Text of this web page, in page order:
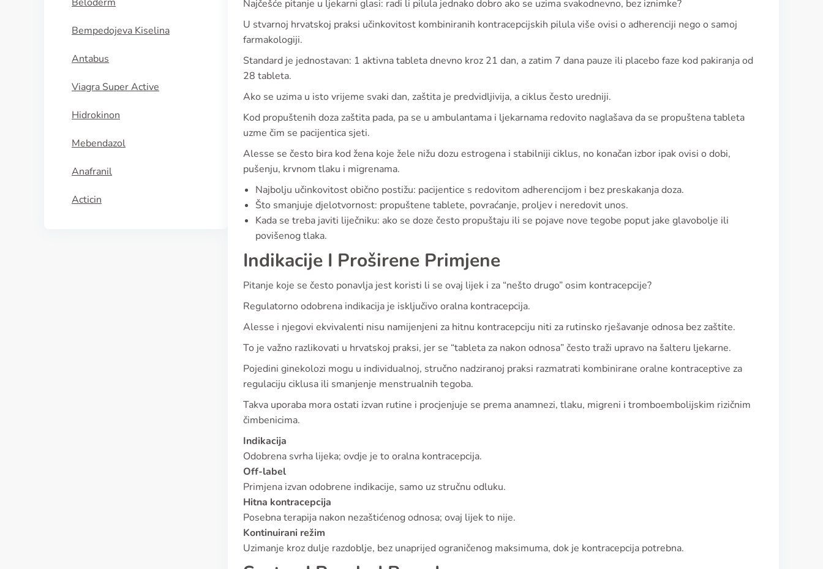
Bempedojeva Kiselina
Antabus
Viagra Super Active
Hidrokinon
Mebendazol
Anafranil
Acticin
Najčešće pitanje u ljekarni glasi: radi li pilula jednako dobro ako se uzima svakodnevno, bez iznimke?
U stvarnoj hrvatskoj praksi učinkovitost kombiniranih kontracepcijskih pilula više ovisi o adherenciji nego o samoj
farmakologiji.
Standard je jednostavan: 1 aktivna tableta dnevno kroz 21 dan, a zatim 7 dana pauze ili placebo faze kod pakiranja od
28 tableta.
Ako se uzima u isto vrijeme svaki dan, zaštita je predvidljivija, a ciklus često uredniji.
Kod propuštenih doza zaštita pada, pa se u ambulantama i ljekarnama redovito naglašava da se propuštena tableta
uzme čim se pacijentica sjeti.
Alesse se često bira kod žena koje žele nižu dozu estrogena i stabilniji ciklus, no konačan izbor ipak ovisi o dobi,
pušenju, krvnom tlaku i migrenama.
Najbolju učinkovitost obično postižu: pacijentice s redovitom adherencijom i bez preskakanja doza.
Što smanjuje djelotvornost: propuštene tablete, povraćanje, proljev i neredovit unos.
Kada se treba javiti liječniku: ako se doze često propuštaju ili se pojave nove tegobe poput jake glavobolje ili
povišenog tlaka.
Indikacije I Proširene Primjene
Pitanje koje se često ponavlja jest koristi li se ovaj lijek i za “nešto drugo” osim kontracepcije?
Regulatorno odobrena indikacija je isključivo oralna kontracepcija.
Alesse i njegovi ekvivalenti nisu namijenjeni za hitnu kontracepciju niti za rutinsko rješavanje odnosa bez zaštite.
To je važno razlikovati u hrvatskoj praksi, jer se “tableta za nakon odnosa” često traži upravo na šalteru ljekarne.
Pojedini ginekolozi mogu u individualnoj, stručno nadziranoj praksi razmatrati kombinirane oralne kontraceptive za
regulaciju ciklusa ili smanjenje menstrualnih tegoba.
Takva uporaba mora ostati izvan rutine i procjenjuje se prema anamnezi, tlaku, migreni i tromboembolijskim rizičnim
čimbenicima.
Indikacija
Odobrena svrha lijeka; ovdje je to oralna kontracepcija.
Off-label
Primjena izvan odobrene indikacije, samo uz stručnu odluku.
Hitna kontracepcija
Posebna terapija nakon nezaštićenog odnosa; ovaj lijek to nije.
Kontinuirani režim
Uzimanje kroz dulje razdoblje, bez unaprijed ograničenog maksimuma, dok je kontracepcija potrebna.